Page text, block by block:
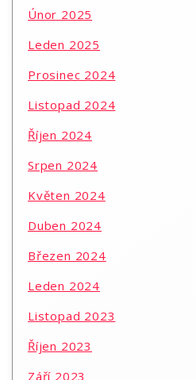
Únor 2025
Leden 2025
Prosinec 2024
Listopad 2024
Říjen 2024
Srpen 2024
Květen 2024
Duben 2024
Březen 2024
Leden 2024
Listopad 2023
Říjen 2023
Září 2023